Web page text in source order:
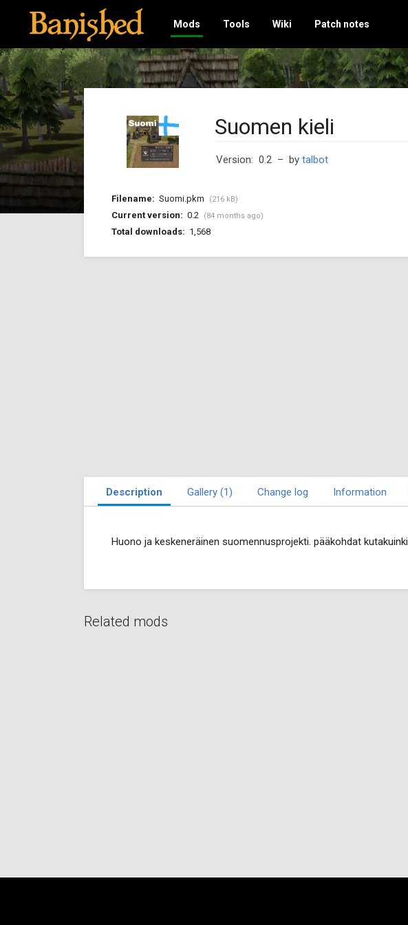
Mods Tools Wiki Patch notes
Suomen kieli
Version: 0.2 – by talbot
Filename: Suomi.pkm (216 kB)
Current version: 0.2 (84 months ago)
Total downloads: 1,568
Description Gallery (1) Change log Information
Huono ja keskeneräinen suomennusprojekti. pääkohdat
Related mods